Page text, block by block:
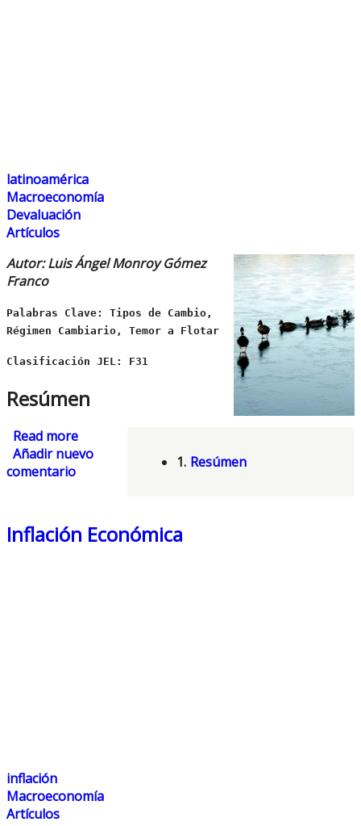
latinoamérica
Macroeconomía
Devaluación
Artículos
Autor: Luis Ángel Monroy Gómez
Franco
Palabras Clave: Tipos de Cambio,
Régimen Cambiario, Temor a Flotar
Clasificación JEL: F31
Resúmen
1. Resúmen
Read more
Temor a Flotar. El Caso de Argentina, Brasil y
Añadir nuevo
comentario
Inflación Económica
inflación
Macroeconomía
Artículos